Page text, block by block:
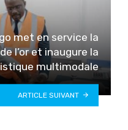
met en service la
l’or et inaugure la
multimodale
ARTICLE SUIVANT